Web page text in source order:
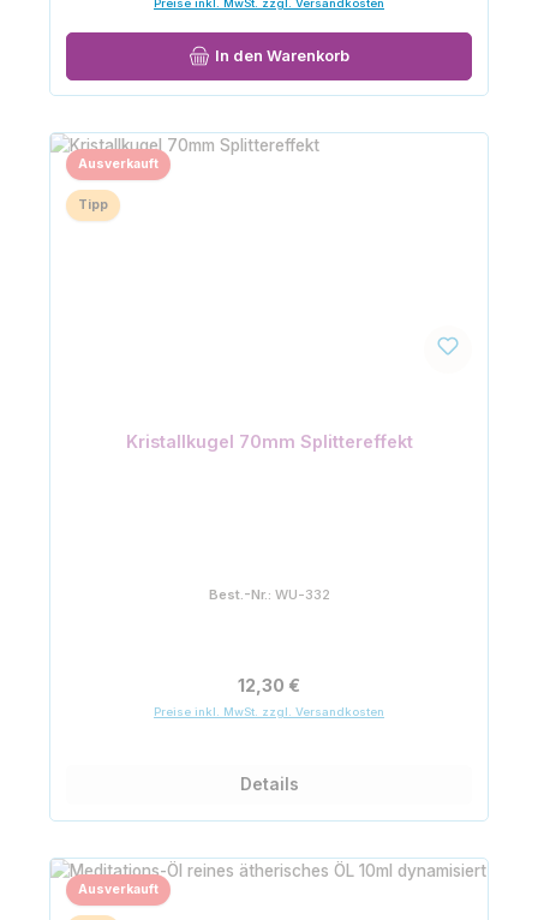
In den Warenkorb
Ausverkauft
Tipp
Kristallkugel 70mm Splittereffekt
Best.-Nr.: WU-332
Regulärer Preis:
12,30 €
Preise inkl. MwSt. zzgl. Versandkosten
Details
Ausverkauft